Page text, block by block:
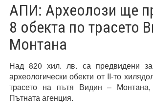
АПИ: Археолози ще
8 обекта по трасето
Монтана
Над 820 хил. лв. са предвидени
археологически обекти от II-то
трасето на пътя Видин –
Пътната агенция.